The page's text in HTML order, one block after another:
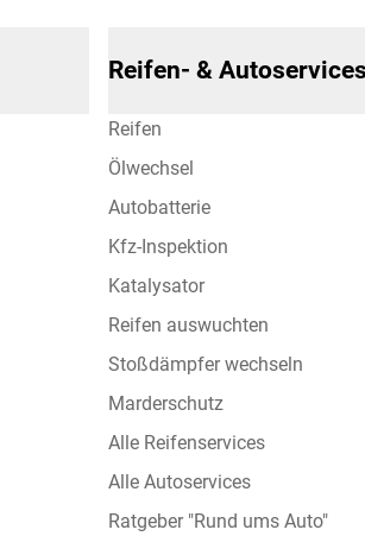
Reifen- &
Reifen
Ölwechsel
Autobatterie
Kfz-Inspektion
Katalysator
Reifen auswuchten
Stoßdämpfer wechseln
Marderschutz
Alle Reifenservices
Alle Autoservices
Ratgeber "Rund ums Auto"